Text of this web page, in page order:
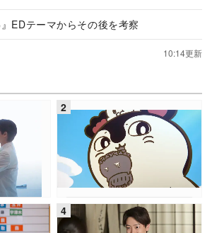
』EDテーマからその後を考察
10:14更新